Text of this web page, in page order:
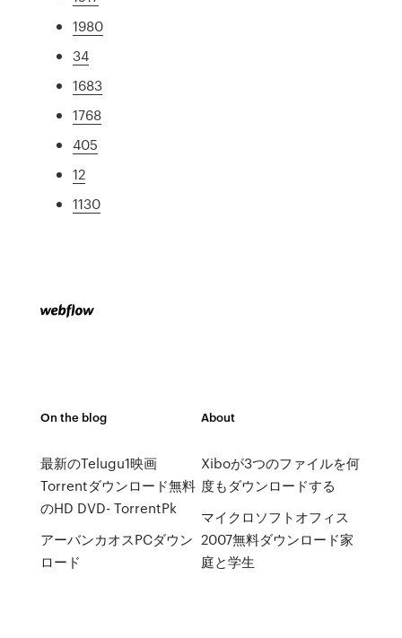
1980
34
1683
1768
405
12
1130
On the blog
最新のTelugu1映画
Torrentダウンロード無料
のHD DVD- TorrentPk
アーバンカオスPCダウン
ロード
About
Xiboが3つのファイルを何
度もダウンロードする
マイクロソフトオフィス
2007無料ダウンロード家
庭と学生